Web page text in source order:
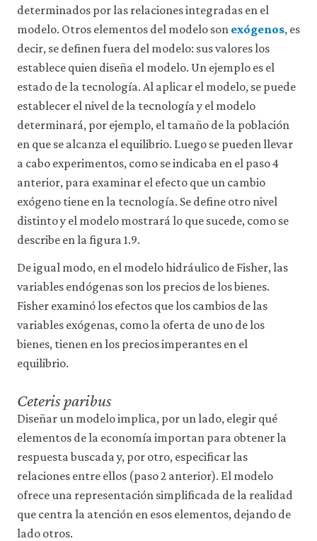
determinados por las relaciones integradas en el
modelo. Otros elementos del modelo son exógenos, es
decir, se definen fuera del modelo: sus valores los
establece quien diseña el modelo. Un ejemplo es el
estado de la tecnología. Al aplicar el modelo, se puede
establecer el nivel de la tecnología y el modelo
determinará, por ejemplo, el tamaño de la población
en que se alcanza el equilibrio. Luego se pueden llevar
a cabo experimentos, como se indicaba en el paso 4
anterior, para examinar el efecto que un cambio
exógeno tiene en la tecnología. Se define otro nivel
distinto y el modelo mostrará lo que sucede, como se
describe en la figura 1.9.
De igual modo, en el modelo hidráulico de Fisher, las
variables endógenas son los precios de los bienes.
Fisher examinó los efectos que los cambios de las
variables exógenas, como la oferta de uno de los
bienes, tienen en los precios imperantes en el
equilibrio.
Ceteris paribus
Diseñar un modelo implica, por un lado, elegir qué
elementos de la economía importan para obtener la
respuesta buscada y, por otro, especificar las
relaciones entre ellos (paso 2 anterior). El modelo
ofrece una representación simplificada de la realidad
que centra la atención en esos elementos, dejando de
lado otros.